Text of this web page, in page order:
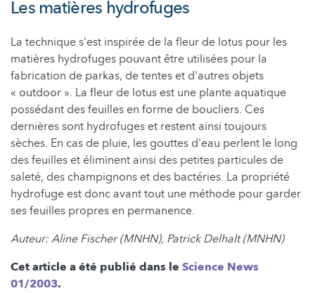
Les matières hydrofuges
La technique s'est inspirée de la fleur de lotus pour les
matières hydrofuges pouvant être utilisées pour la
fabrication de parkas, de tentes et d'autres objets
« outdoor ». La fleur de lotus est une plante aquatique
possédant des feuilles en forme de boucliers. Ces
dernières sont hydrofuges et restent ainsi toujours
sèches. En cas de pluie, les gouttes d'eau perlent le long
des feuilles et éliminent ainsi des petites particules de
saleté, des champignons et des bactéries. La propriété
hydrofuge est donc avant tout une méthode pour garder
ses feuilles propres en permanence.
Auteur: Aline Fischer (MNHN), Patrick Delhalt (MNHN)
Cet article a été publié dans le Science News
01/2003.